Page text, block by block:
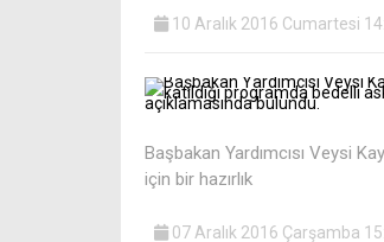
10 Aralık 2016 Cumartesi
Başbakan Yardımcısı Veysi
için bir hazırlık
07 Aralık 2016 Çarşamba